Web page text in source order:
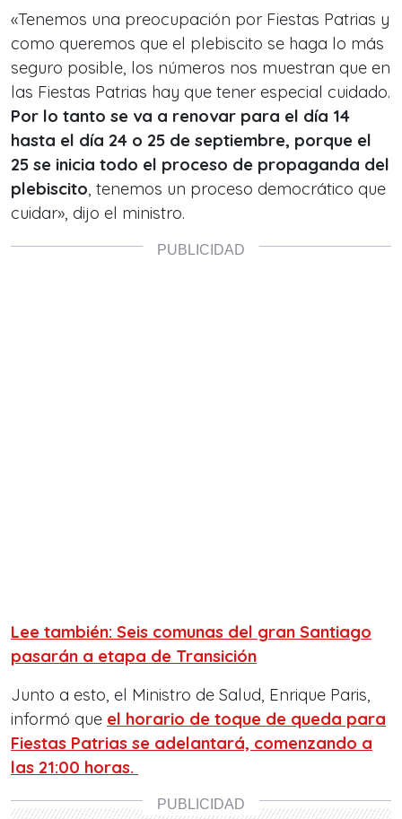
«Tenemos una preocupación por Fiestas Patrias y
como queremos que el plebiscito se haga lo más
seguro posible, los números nos muestran que en
las Fiestas Patrias hay que tener especial cuidado.
Por lo tanto se va a renovar para el día 14
hasta el día 24 o 25 de septiembre, porque el
25 se inicia todo el proceso de propaganda del
plebiscito, tenemos un proceso democrático que
cuidar», dijo el ministro.
Lee también: Seis comunas del gran Santiago
pasarán a etapa de Transición
Junto a esto, el Ministro de Salud, Enrique Paris,
informó que el horario de toque de queda para
Fiestas Patrias se adelantará, comenzando a
las 21:00 horas.